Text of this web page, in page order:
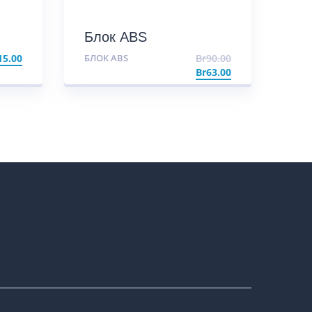
Блок ABS
БЛОК ABS Br90.00
Br63.00